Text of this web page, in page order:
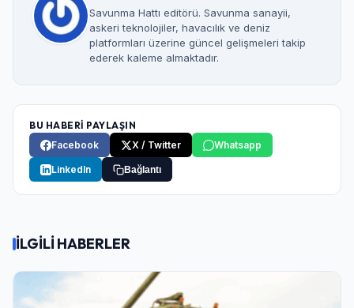
Savunma Hattı editörü. Savunma sanayii,
askeri teknolojiler, havacılık ve deniz
platformları üzerine güncel gelişmeleri takip
ederek kaleme almaktadır.
BU HABERİ PAYLAŞIN
Facebook
X / Twitter Whatsapp
LinkedIn Bağlantı
İLGİLİ HABERLER